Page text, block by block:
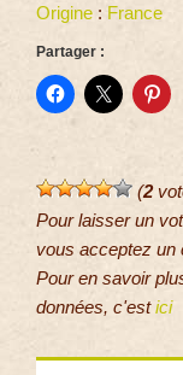
Origine : France
Partager :
(2
Pour laisser un
vous acceptez un
Pour en savoir
données, c'estici